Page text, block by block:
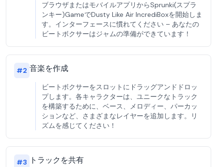
ブラウザまたはモバイルアプリからSprunki(スプラ
ンキー)GameでDusty Like Air IncrediBoxを開始しま
す。インターフェースに慣れてください – あなたの
ビートボクサーはジャムの準備ができています！
#2 音楽を作成
ビートボクサーをスロットにドラッグアンドドロッ
プします。各キャラクターは、ユニークなトラック
を構築するために、ベース、メロディー、パーカッ
ションなど、さまざまなレイヤーを追加します。リ
ズムを感じてください！
#3 トラックを共有